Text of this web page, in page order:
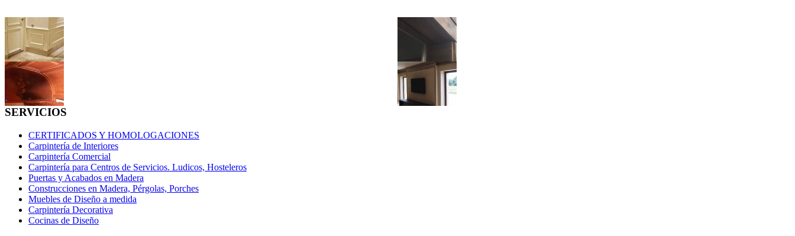
SERVICIOS
CERTIFICADOS Y HOMOLOGACIONES
Carpintería de Interiores
Carpintería Comercial
Carpintería para Centros de Servicios. Ludicos, Hosteleros
Puertas y Acabados en Madera
Construcciones en Madera, Pérgolas, Porches
Muebles de Diseño a medida
Carpintería Decorativa
Cocinas de Diseño